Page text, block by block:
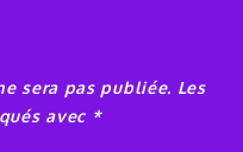
sera pas publiée. Les
avec *